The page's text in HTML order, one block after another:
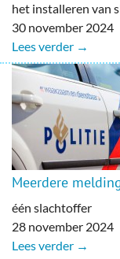
het installeren van
30 november 2024
Lees verder →
Meerdere
één slachtoffer
28 november 2024
Lees verder →